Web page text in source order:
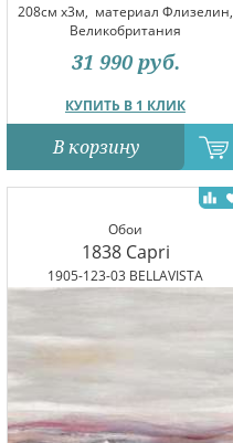
208см x3м, материал Флизелин,
Великобритания
КУПИТЬ В 1 КЛИК
31 990 руб.
В корзину
Обои
1838 Capri
1905-123-03 BELLAVISTA